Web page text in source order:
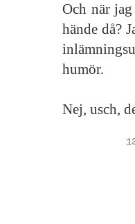
Och när
hände då?
humör.
Nej, usch,